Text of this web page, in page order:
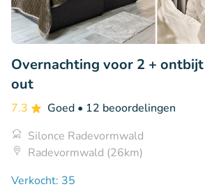
Overnachting voor 2 +
out
7.3 Goed • 12 beoordelingen
Silonce Radevormwald
Radevormwald (26km)
Verkocht: 35